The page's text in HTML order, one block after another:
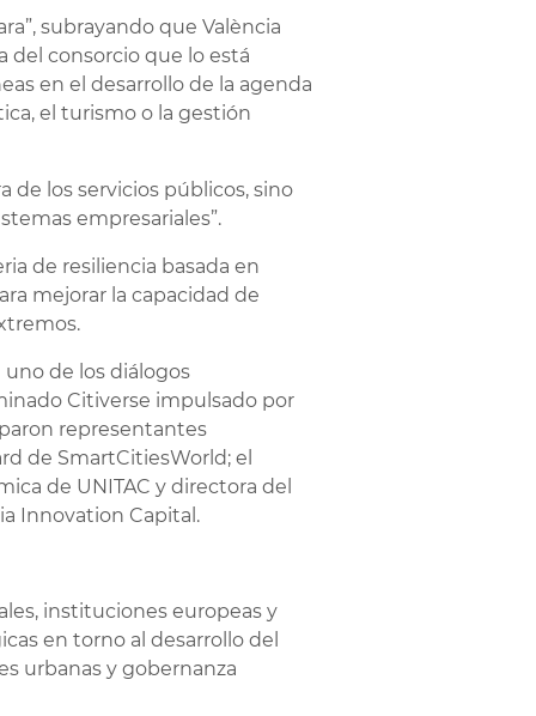
subrayando que València
del consorcio que lo está
en el desarrollo de la agenda
el turismo o la gestión
de los servicios públicos, sino
empresariales”.
de resiliencia basada en
mejorar la capacidad de
de los diálogos
Citiverse impulsado por
representantes
de SmartCitiesWorld; el
de UNITAC y directora del
Innovation Capital.
instituciones europeas y
en torno al desarrollo del
urbanas y gobernanza